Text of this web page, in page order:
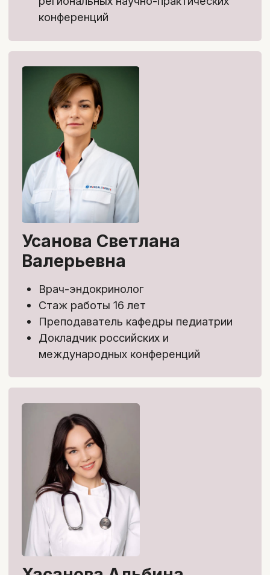
Забронировать скидку
Тариф с обратной связью
Доступ к материалам курса на 1 год
Поддержка куратора и проверка
домашних заданий в течение 10 недель
Ответы на вопросы и обмен опытом в
чате курса
Тестирование для самопроверки
Именной сертификат по окончании
курса
Бонусы тарифа:
Курс «Эффективное общение с
пациентом» 9 900 ₽ → бесплатно
Журнальный клуб (2 прямых эфира) -
исследований с Кандидатом
биологических наук Галиной
4 900 ₽
*Эфиры сохраняются в записи и будут
доступны весь год
25 900 ₽
Как проходит курс:
Лекции Конспекты
Источники информации